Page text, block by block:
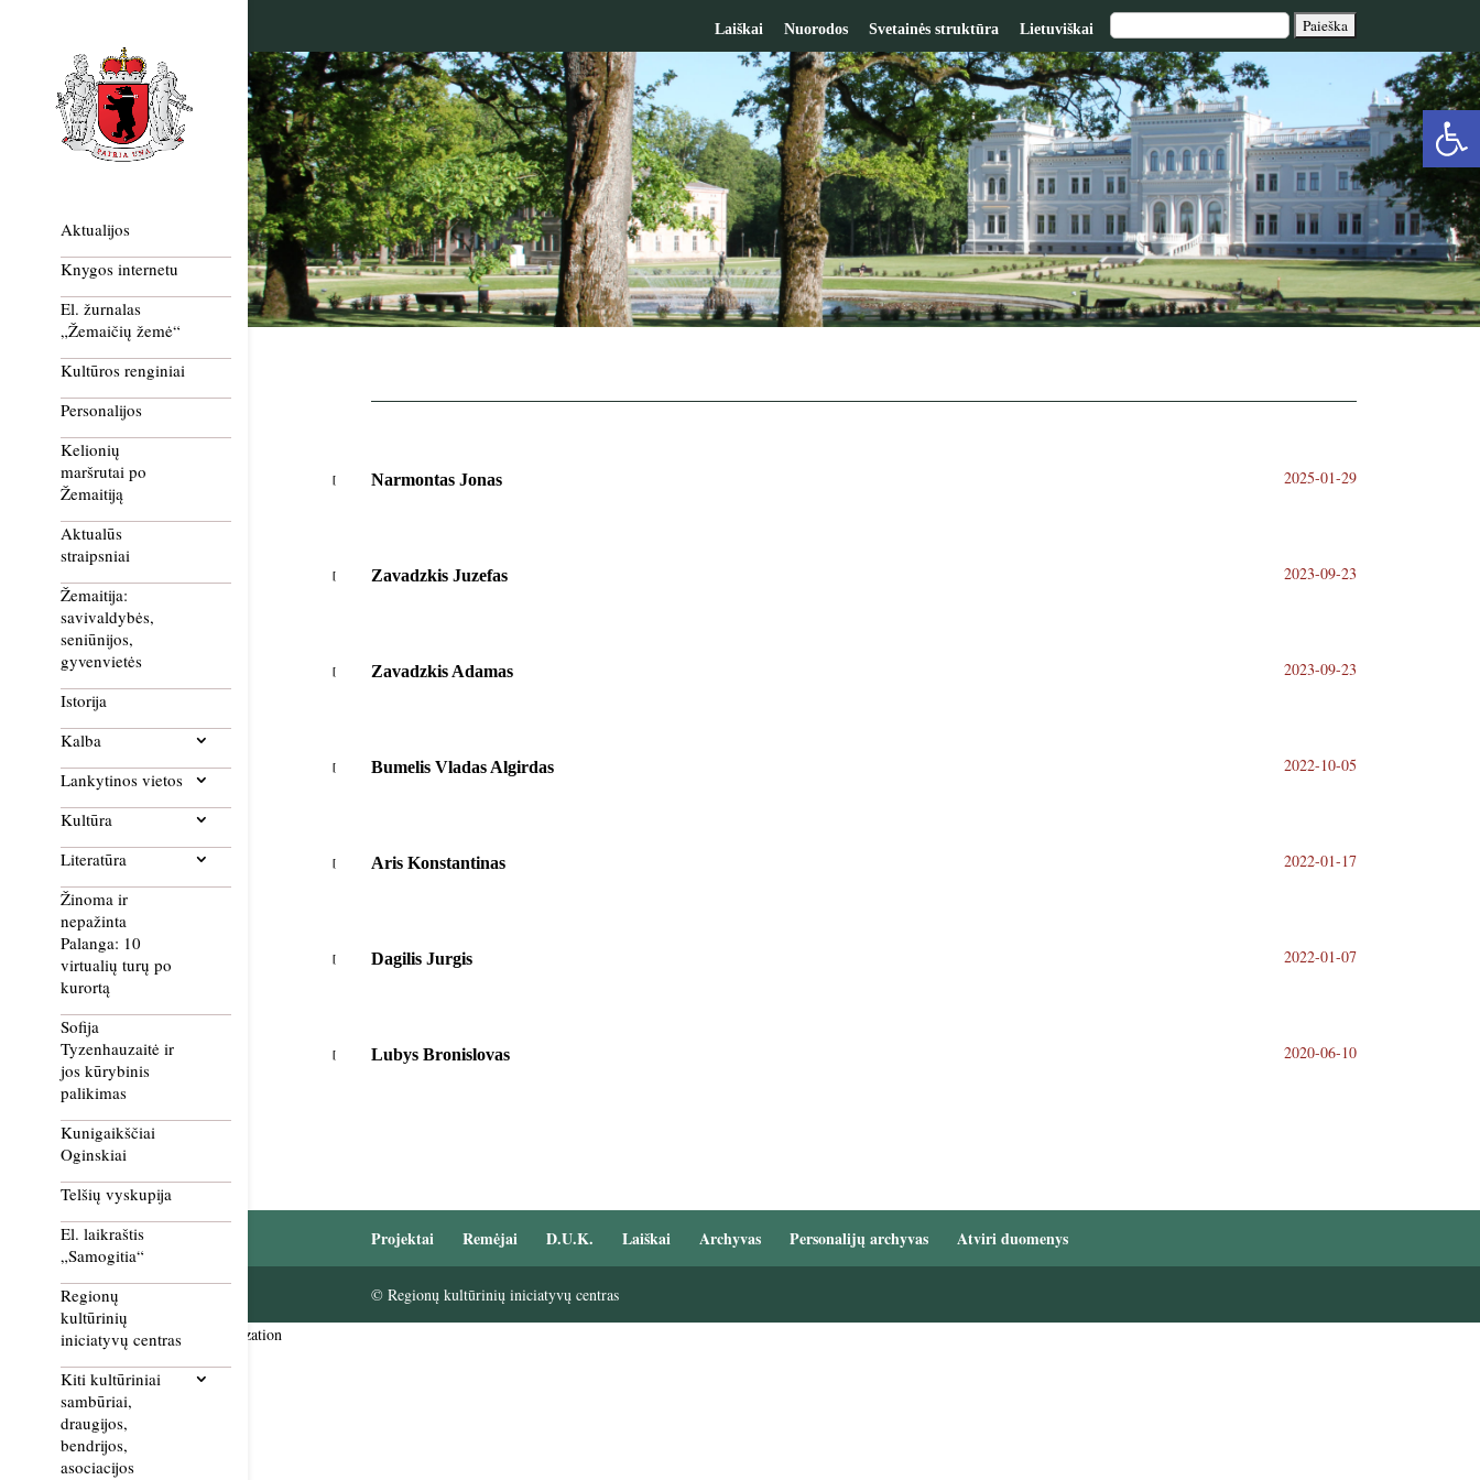
Laiškai Nuorodos Svetainės struktūra Lietuviškai
Aktualijos
Knygos internetu
El. žurnalas
„Žemaičių žemė“
Kultūros renginiai
Personalijos
Kelionių
maršrutai po
Žemaitiją
Aktualūs
straipsniai
Žemaitija:
savivaldybės,
seniūnijos,
gyvenvietės
Istorija
Kalba
Lankytinos vietos
Kultūra
Literatūra
Žinoma ir
nepažinta
Palanga: 10
virtualių turų po
kurortą
Sofija
Tyzenhauzaitė ir
jos kūrybinis
palikimas
Kunigaikščiai
Oginskiai
Telšių vyskupija
El. laikraštis
„Samogitia“
Regionų
kultūrinių
iniciatyvų centras
Kiti kultūriniai
sambūriai,
draugijos,
bendrijos,
asociacijos
Narmontas Jonas 2025-01-29
Zavadzkis Juzefas 2023-09-23
Zavadzkis Adamas 2023-09-23
Bumelis Vladas Algirdas 2022-10-05
Aris Konstantinas 2022-01-17
Dagilis Jurgis 2022-01-07
Lubys Bronislovas 2020-06-10
Projektai Remėjai D.U.K. Laiškai Archyvas Personalijų archyvas Atviri duomenys
© Regionų kultūrinių iniciatyvų centras
Smush Image Compression and Optimization